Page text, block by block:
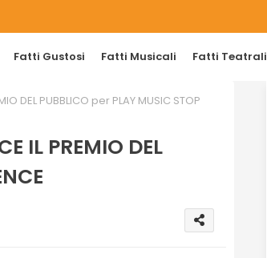
Fatti Gustosi Fatti Musicali Fatti Teatrali
DEL PUBBLICO per PLAY MUSIC STOP
IL PREMIO DEL